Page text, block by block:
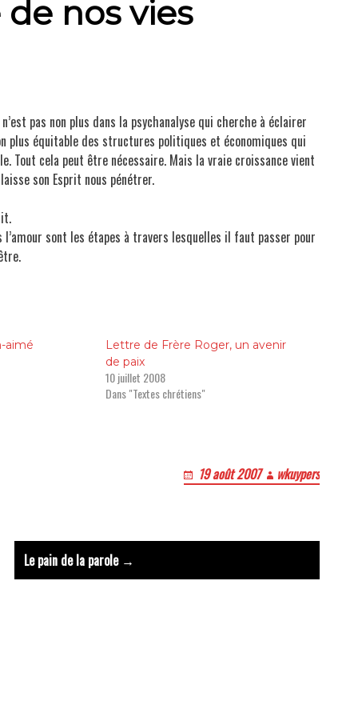
Eugène de l'Enfant Jésus
Prières
Résumés de livres
: Viens,Esprit du Pere et
Le bruit
nos vies
pas non plus dans la psychanalyse qui cherche à éclairer
plus équitable des structures politiques et économiques qui
Tout cela peut être nécessaire. Mais la vraie croissance vient
son Esprit nous pénétrer.
sont les étapes à travers lesquelles il faut passer pour
aimé
Lettre de Frère Roger, un avenir
de paix
10 juillet 2008
Dans "Textes chrétiens"
19 août 2007 wkuypers
Le pain de la parole →